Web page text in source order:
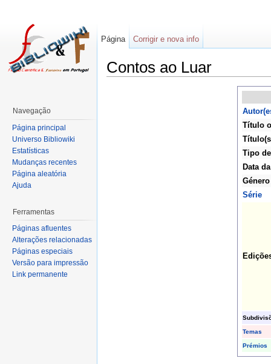
Contos ao Luar
Título
Tipo
Data
Género
Série
Temas
Prémios
Página Corrigir e nova info
Navegação
Página principal
Universo Bibliowiki
Estatísticas
Mudanças recentes
Página aleatória
Ajuda
Ferramentas
Páginas afluentes
Alterações relacionadas
Páginas especiais
Versão para impressão
Link permanente